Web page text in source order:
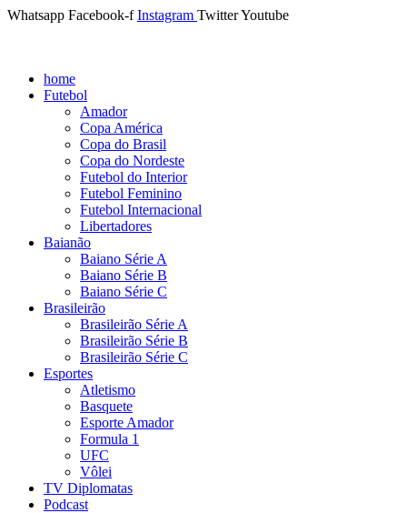
Whatsapp Facebook-f Instagram TwitterYoutube
home
Futebol
Amador
Copa América
Copa do Brasil
Copa do Nordeste
Futebol do Interior
Futebol Feminino
Futebol Internacional
Libertadores
Baianão
Baiano Série A
Baiano Série B
Baiano Série C
Brasileirão
Brasileirão Série A
Brasileirão Série B
Brasileirão Série C
Esportes
Atletismo
Basquete
Esporte Amador
Formula 1
UFC
Vôlei
TV Diplomatas
Podcast